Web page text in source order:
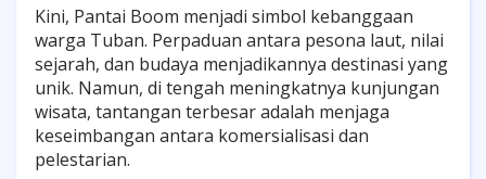
Kini, Pantai Boom menjadi simbol kebanggaan
warga Tuban. Perpaduan antara pesona laut, nilai
sejarah, dan budaya menjadikannya destinasi yang
unik. Namun, di tengah meningkatnya kunjungan
wisata, tantangan terbesar adalah menjaga
keseimbangan antara komersialisasi dan
pelestarian.